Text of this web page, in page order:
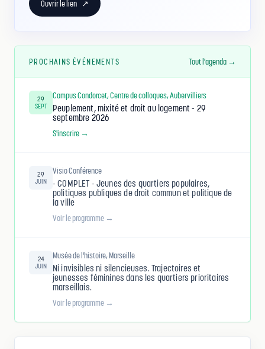
Ouvrir le lien ↗
PROCHAINS ÉVÉNEMENTS Tout l'agenda →
29
SEPT
Campus Condorcet, Centre de colloques, Aubervilliers
Peuplement, mixité et droit au logement - 29
septembre 2026
S'inscrire →
29
JUIN
Visio Conférence
- COMPLET - Jeunes des quartiers populaires,
politiques publiques de droit commun et politique de
la ville
Voir le programme →
24
JUIN
Musée de l'histoire, Marseille
Ni invisibles ni silencieuses. Trajectoires et
jeunesses féminines dans les quartiers prioritaires
marseillais.
Voir le programme →